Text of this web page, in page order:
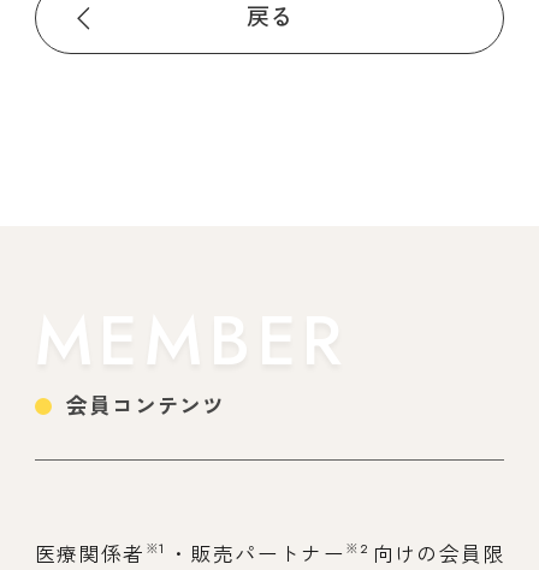
戻る
MEMBER
会員コンテンツ
医療関係者 ※1 ・販売パートナー※2 向けの会員限